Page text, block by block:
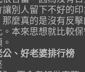
別人留下不好的
麼真的是沒有反
本來思想就比較
、好老婆排行榜